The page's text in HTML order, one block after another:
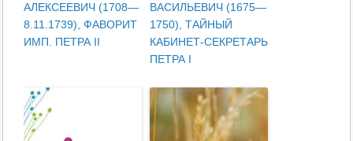
АЛЕКСЕЕВИЧ (1708—
8.11.1739), ФАВОРИТ
ИМП. ПЕТРА II
ВАСИЛЬЕВИЧ (1675—
1750), ТАЙНЫЙ
КАБИНЕТ-СЕКРЕТАРЬ
ПЕТРА I